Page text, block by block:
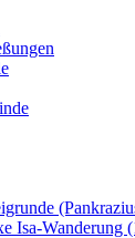
Isa-Wanderung